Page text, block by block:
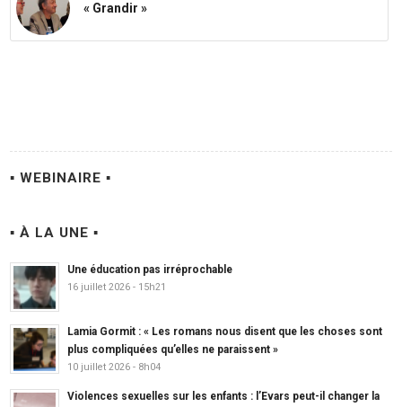
« Grandir »
▪ WEBINAIRE ▪
▪ À LA UNE ▪
Une éducation pas irréprochable
16 juillet 2026 - 15h21
Lamia Gormit : « Les romans nous disent que les choses sont
plus compliquées qu’elles ne paraissent »
10 juillet 2026 - 8h04
Violences sexuelles sur les enfants : l’Evars peut-il changer la